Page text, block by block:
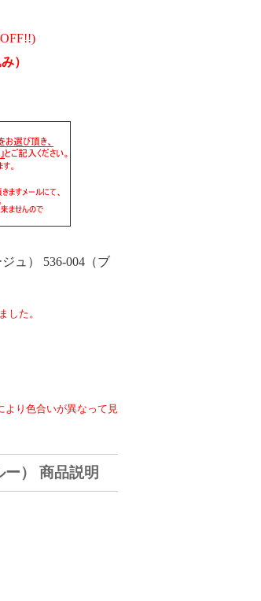
）
ュ） 536-004（ブ
した。
より色合いが異なって見
） 商品説明